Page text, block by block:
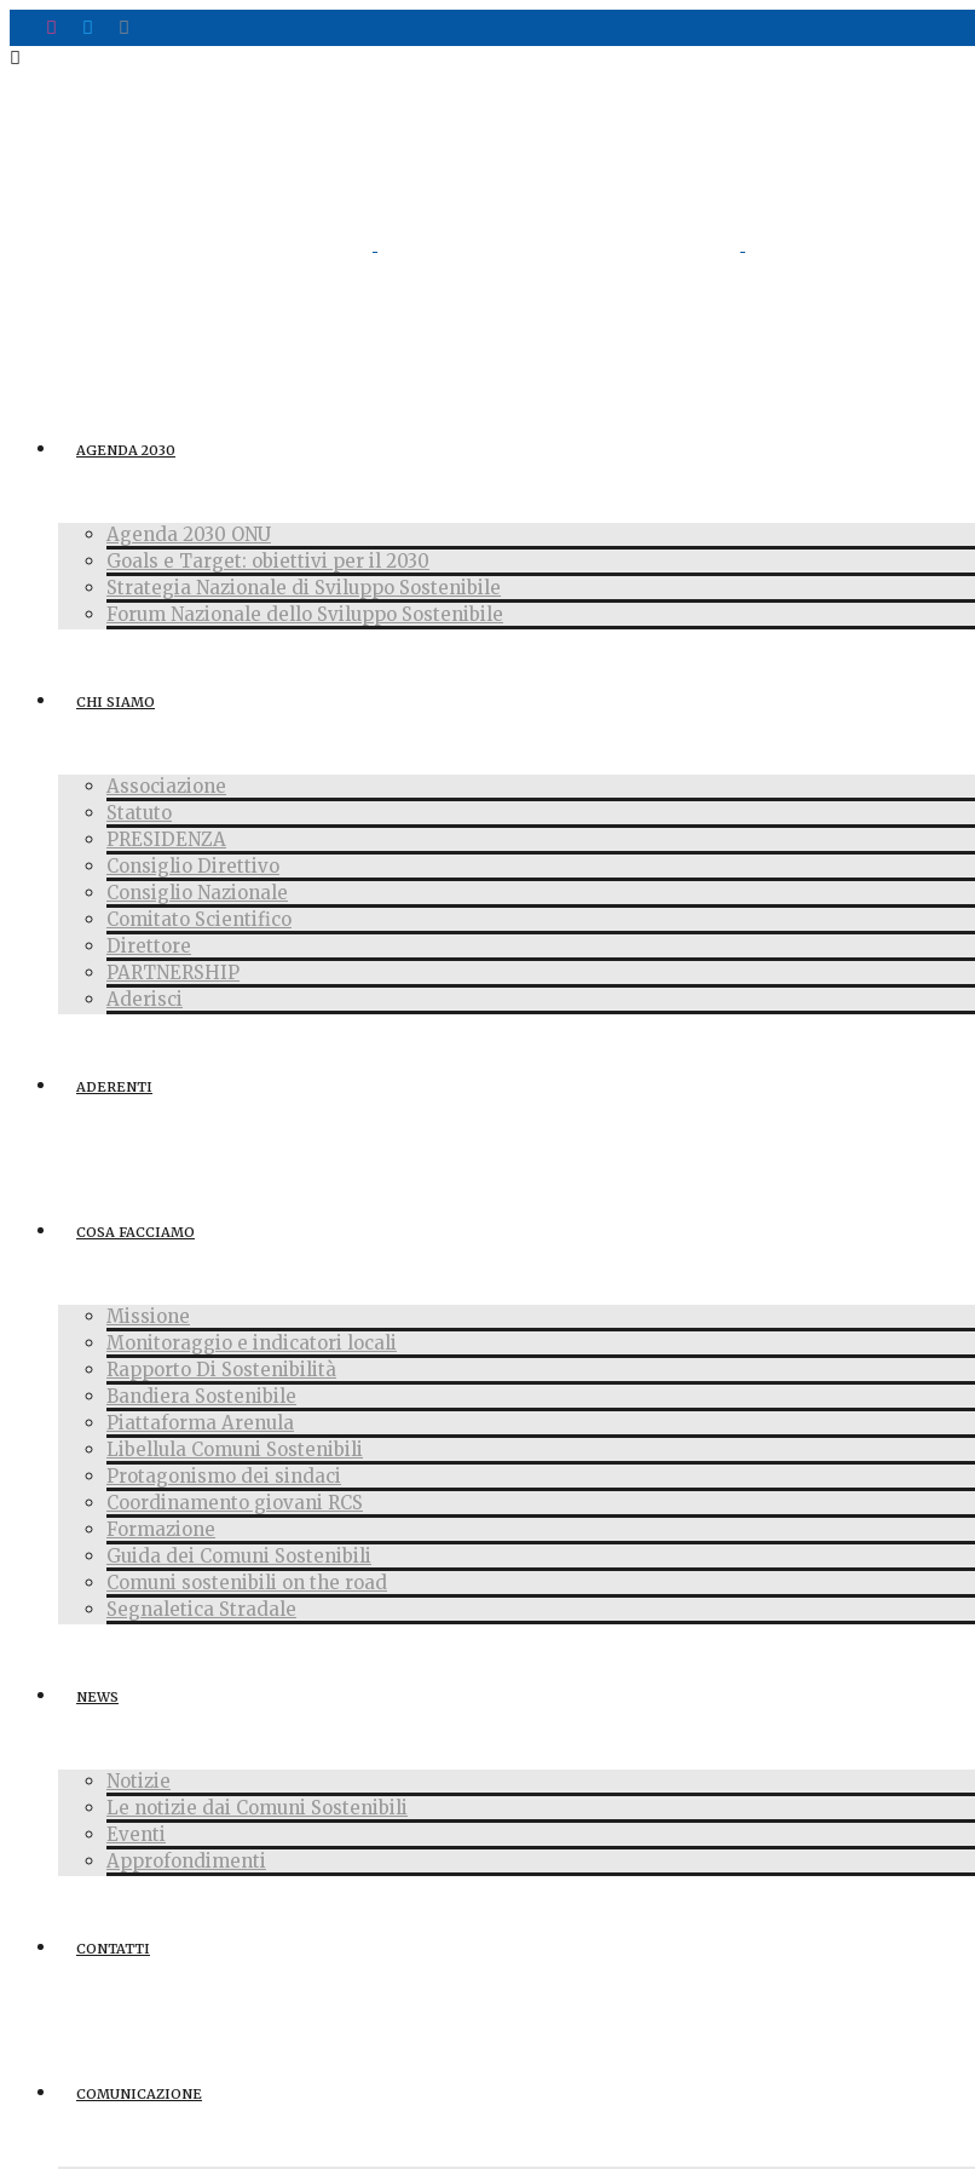
AGENDA 2030
Agenda 2030 ONU
Goals e Target: obiettivi per il 2030
Strategia Nazionale di Sviluppo Sostenibile
Forum Nazionale dello Sviluppo Sostenibile
CHI SIAMO
Associazione
Statuto
PRESIDENZA
Consiglio Direttivo
Consiglio Nazionale
Comitato Scientifico
Direttore
PARTNERSHIP
Aderisci
ADERENTI
COSA FACCIAMO
Missione
Monitoraggio e indicatori locali
Rapporto Di Sostenibilità
Bandiera Sostenibile
Piattaforma Arenula
Libellula Comuni Sostenibili
Protagonismo dei sindaci
Coordinamento giovani RCS
Formazione
Guida dei Comuni Sostenibili
Comuni sostenibili on the road
Segnaletica Stradale
NEWS
Notizie
Le notizie dai Comuni Sostenibili
Eventi
Approfondimenti
CONTATTI
COMUNICAZIONE